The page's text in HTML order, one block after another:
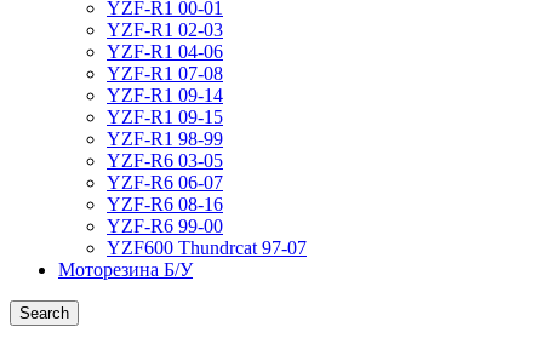
YZF-R1 00-01
YZF-R1 02-03
YZF-R1 04-06
YZF-R1 07-08
YZF-R1 09-14
YZF-R1 09-15
YZF-R1 98-99
YZF-R6 03-05
YZF-R6 06-07
YZF-R6 08-16
YZF-R6 99-00
YZF600 Thundrcat 97-07
Моторезина Б/У
Search